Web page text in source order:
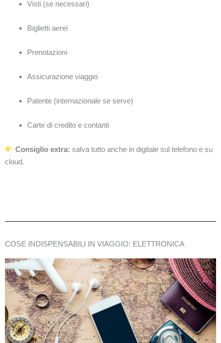
Visti (se necessari)
Biglietti aerei
Prenotazioni
Assicurazione viaggio
Patente (internazionale se serve)
Carte di credito e contanti
Consiglio extra: salva tutto anche in digitale sul telefono e su
cloud.
COSE INDISPENSABILI IN VIAGGIO: ELETTRONICA